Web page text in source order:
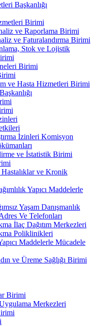
Başkanlığı
Birimi
ve Raporlama Birimi
ve Faturalandırma Birimi
Stok ve Lojistik
Birimi
ve Hasta Hizmetleri Birimi
İzinleri Komisyon
ve İstatistik Birimi
Hastalıklar ve Kronik
Yapıcı Maddelerle
Yaşam Danışmanlık
Ve Telefonları
İlaç Dağıtım Merkezleri
Poliklinikleri
Maddelerle Mücadele
ve Üreme Sağlığı Birimi
Birimi
Merkezleri